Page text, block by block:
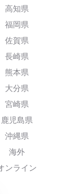
高知県
福岡県
佐賀県
長崎県
熊本県
大分県
宮崎県
鹿児島県
沖縄県
海外
ンライン